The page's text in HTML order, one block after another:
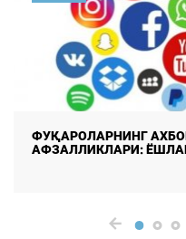
ЎЗБЕКИСТОНДА
РИВОЖЛАНИШИ